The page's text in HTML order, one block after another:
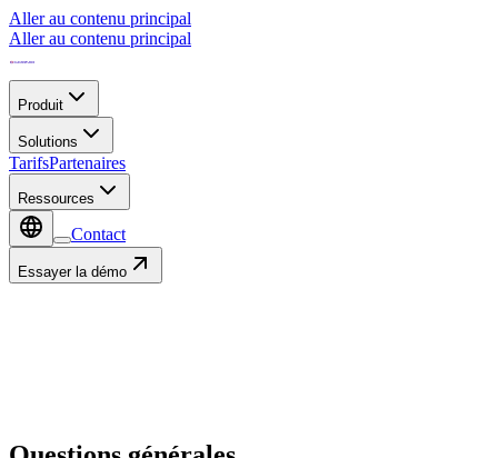
Aller au contenu principal
Aller au contenu principal
Produit
Solutions
TarifsPartenaires
Ressources
Contact
Essayer la démo